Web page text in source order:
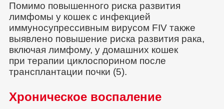
Помимо повышенного риска развития
лимфомы у кошек с инфекцией
иммуносупрессивным вирусом FIV также
выявлено повышение риска развития рака,
включая лимфому, у домашних кошек
при терапии циклоспорином после
трансплантации почки (5).
Хроническое воспаление